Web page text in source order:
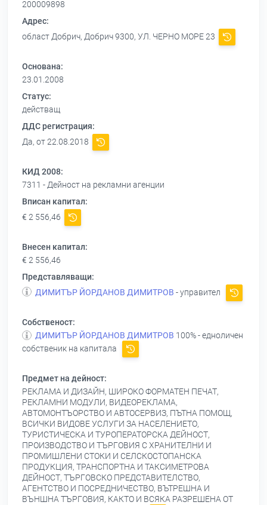
200009898
Адрес:
област Добрич, Добрич 9300, УЛ. ЧЕРНО МОРЕ 23
Основана:
23.01.2008
Статус:
действащ
ДДС регистрация:
Да, от 22.08.2018
КИД 2008:
7311 - Дейност на рекламни агенции
Вписан капитал:
€ 2 556,46
Внесен капитал:
€ 2 556,46
Представляващи:
ДИМИТЪР ЙОРДАНОВ ДИМИТРОВ - управител
Собственост:
ДИМИТЪР ЙОРДАНОВ ДИМИТРОВ 100% - едноличен
собственик на капитала
Предмет на дейност:
РЕКЛАМА И ДИЗАЙН, ШИРОКО ФОРМАТЕН ПЕЧАТ,
РЕКЛАМНИ МОДУЛИ, ВИДЕОРЕКЛАМА,
АВТОМОНТЪОРСТВО И АВТОСЕРВИЗ, ПЪТНА ПОМОЩ,
ВСИЧКИ ВИДОВЕ УСЛУГИ ЗА НАСЕЛЕНИЕТО,
ТУРИСТИЧЕСКА И ТУРОПЕРАТОРСКА ДЕЙНОСТ,
ПРОИЗВОДСТВО И ТЪРГОВИЯ С ХРАНИТЕЛНИ И
ПРОМИШЛЕНИ СТОКИ И СЕЛСКОСТОПАНСКА
ПРОДУКЦИЯ, ТРАНСПОРТНА И ТАКСИМЕТРОВА
ДЕЙНОСТ, ТЪРГОВСКО ПРЕДСТАВИТЕЛСТВО,
АГЕНТСТВО И ПОСРЕДНИЧЕСТВО, ВЪТРЕШНА И
ВЪНШНА ТЪРГОВИЯ, КАКТО И ВСЯКА РАЗРЕШЕНА ОТ